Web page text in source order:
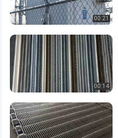
00:21
00:14